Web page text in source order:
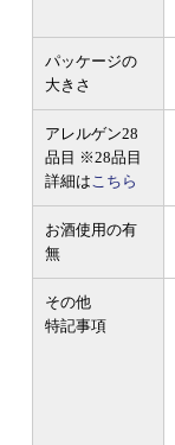
パッケージの
大きさ
アレルゲン28
品目 ※28品目
詳細はこちら
お酒使用の有
無
その他
特記事項